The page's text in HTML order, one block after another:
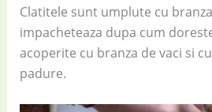
Clatitele sunt umplute cu
impacheteaza dupa cum
acoperite cu branza de vaci si
padure.